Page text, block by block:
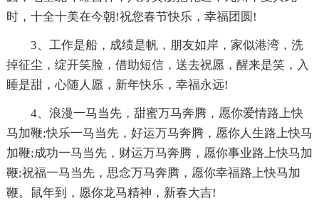
时，十全十美在今朝!祝您春节快乐，幸福团圆!
3、工作是船，成绩是帆，朋友如岸，家似港湾，洗
掉征尘，绽开笑脸，借助短信，送去祝愿，醒来是笑，入
睡是甜，心随人愿，新年快乐，幸福永远!
4、浪漫一马当先，甜蜜万马奔腾，愿你爱情路上快
马加鞭;快乐一马当先，好运万马奔腾，愿你人生路上快马
加鞭;成功一马当先，财运万马奔腾，愿你事业路上快马加
鞭;祝福一马当先，思念万马奔腾，愿你幸福路上快马加
鞭。鼠年到，愿你龙马精神，新春大吉!